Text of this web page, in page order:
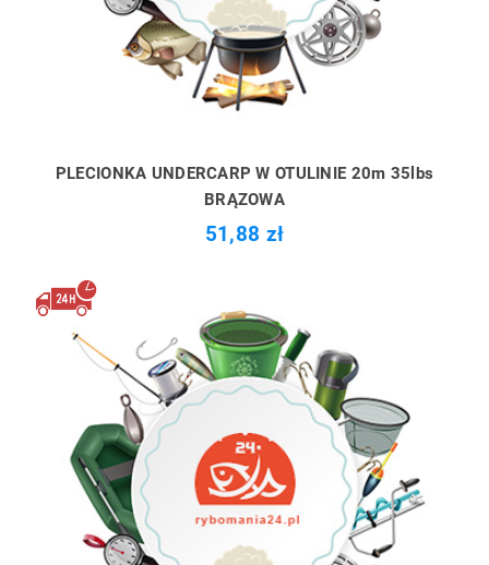
PLECIONKA UNDERCARP W OTULINIE 20m 35lbs
BRĄZOWA
51,88 zł